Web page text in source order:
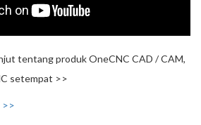
tentang produk OneCNC CAD / CAM,
setempat >>
>>